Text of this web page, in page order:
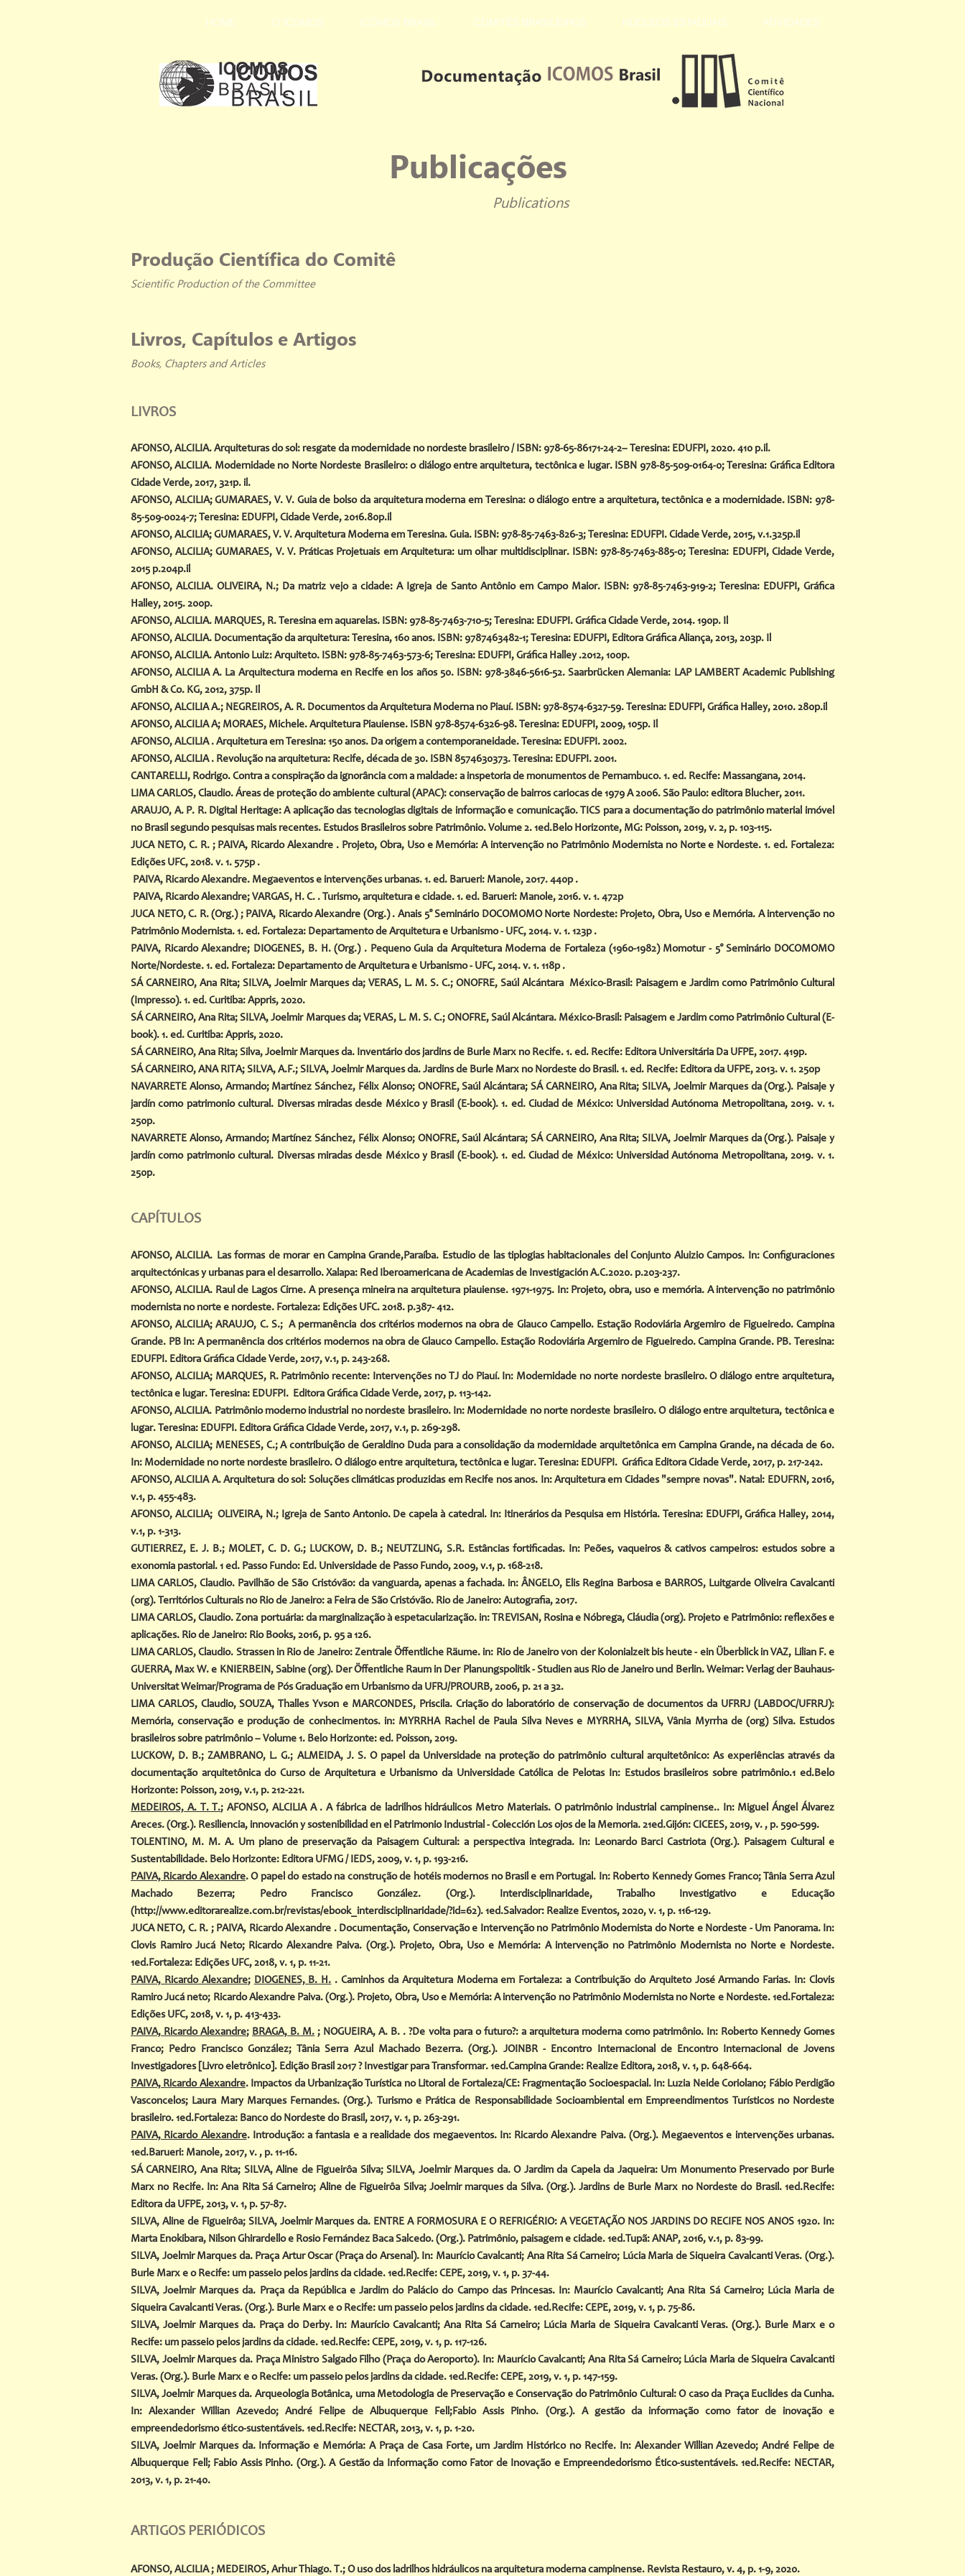
HOME O ICOMOS ICOMOS BRASIL COMITÊS BRASILEIROS NÚCLEOS ESTADUAIS ATIVIDADES
Publicações
Publications
Produção Científica do Comitê
Scientific Production of the Committee
Livros, Capítulos e Artigos
Books, Chapters and Articles
LIVROS
AFONSO, ALCILIA. Arquiteturas do sol: resgate da modernidade no nordeste brasileiro / ISBN: 978-65-86171-24-2– Teresina: EDUFPI, 2020. 410 p.il.
AFONSO, ALCILIA. Modernidade no Norte Nordeste Brasileiro: o diálogo entre arquitetura, tectônica e lugar. ISBN 978-85-509-0164-0; Teresina: Gráfica Editora
Cidade Verde, 2017, 321p. il.
AFONSO, ALCILIA; GUMARAES, V. V. Guia de bolso da arquitetura moderna em Teresina: o diálogo entre a arquitetura, tectônica e a modernidade. ISBN: 978-
85-509-0024-7; Teresina: EDUFPI, Cidade Verde, 2016.80p.il
AFONSO, ALCILIA; GUMARAES, V. V. Arquitetura Moderna em Teresina. Guia. ISBN: 978-85-7463-826-3; Teresina: EDUFPI. Cidade Verde, 2015, v.1.325p.il
AFONSO, ALCILIA; GUMARAES, V. V. Práticas Projetuais em Arquitetura: um olhar multidisciplinar. ISBN: 978-85-7463-885-0; Teresina: EDUFPI, Cidade Verde,
2015 p.204p.il
AFONSO, ALCILIA. OLIVEIRA, N.; Da matriz vejo a cidade: A Igreja de Santo Antônio em Campo Maior. ISBN: 978-85-7463-919-2; Teresina: EDUFPI, Gráfica
Halley, 2015. 200p.
AFONSO, ALCILIA. MARQUES, R. Teresina em aquarelas. ISBN: 978-85-7463-710-5; Teresina: EDUFPI. Gráfica Cidade Verde, 2014. 190p. Il
AFONSO, ALCILIA. Documentação da arquitetura: Teresina, 160 anos. ISBN: 9787463482-1; Teresina: EDUFPI, Editora Gráfica Aliança, 2013, 203p. Il
AFONSO, ALCILIA. Antonio Luiz: Arquiteto. ISBN: 978-85-7463-573-6; Teresina: EDUFPI, Gráfica Halley .2012, 100p.
AFONSO, ALCILIA A. La Arquitectura moderna en Recife en los años 50. ISBN: 978-3846-5616-52. Saarbrücken Alemania: LAP LAMBERT Academic Publishing
GmbH & Co. KG, 2012, 375p. Il
AFONSO, ALCILIA A.; NEGREIROS, A. R. Documentos da Arquitetura Moderna no Piauí. ISBN: 978-8574-6327-59. Teresina: EDUFPI, Gráfica Halley, 2010. 280p.il
AFONSO, ALCILIA A; MORAES, Michele. Arquitetura Piauiense. ISBN 978-8574-6326-98. Teresina: EDUFPI, 2009, 105p. Il
AFONSO, ALCILIA . Arquitetura em Teresina: 150 anos. Da origem a contemporaneidade. Teresina: EDUFPI. 2002.
AFONSO, ALCILIA . Revolução na arquitetura: Recife, década de 30. ISBN 8574630373. Teresina: EDUFPI. 2001.
CANTARELLI, Rodrigo. Contra a conspiração da ignorância com a maldade: a inspetoria de monumentos de Pernambuco. 1. ed. Recife: Massangana, 2014.
LIMA CARLOS, Claudio. Áreas de proteção do ambiente cultural (APAC): conservação de bairros cariocas de 1979 A 2006. São Paulo: editora Blucher, 2011.
ARAUJO, A. P. R. Digital Heritage: A aplicação das tecnologias digitais de informação e comunicação. TICS para a documentação do patrimônio material imóvel
no Brasil segundo pesquisas mais recentes. Estudos Brasileiros sobre Patrimônio. Volume 2. 1ed.Belo Horizonte, MG: Poisson, 2019, v. 2, p. 103-115.
JUCA NETO, C. R. ; PAIVA, Ricardo Alexandre . Projeto, Obra, Uso e Memória: A intervenção no Patrimônio Modernista no Norte e Nordeste. 1. ed. Fortaleza:
Edições UFC, 2018. v. 1. 575p .
PAIVA, Ricardo Alexandre. Megaeventos e intervenções urbanas. 1. ed. Barueri: Manole, 2017. 440p .
PAIVA, Ricardo Alexandre; VARGAS, H. C. . Turismo, arquitetura e cidade. 1. ed. Barueri: Manole, 2016. v. 1. 472p
JUCA NETO, C. R. (Org.) ; PAIVA, Ricardo Alexandre (Org.) . Anais 5° Seminário DOCOMOMO Norte Nordeste: Projeto, Obra, Uso e Memória. A intervenção no
Patrimônio Modernista. 1. ed. Fortaleza: Departamento de Arquitetura e Urbanismo - UFC, 2014. v. 1. 123p .
PAIVA, Ricardo Alexandre; DIOGENES, B. H.(Org.) . Pequeno Guia da Arquitetura Moderna de Fortaleza (1960-1982) Momotur - 5° Seminário DOCOMOMO
Norte/Nordeste. 1. ed. Fortaleza: Departamento de Arquitetura e Urbanismo - UFC, 2014. v. 1. 118p .
SÁ CARNEIRO, Ana Rita; SILVA, Joelmir Marques da; VERAS, L. M. S. C.; ONOFRE, Saúl Alcántara México-Brasil: Paisagem e Jardim como Patrimônio Cultural
(Impresso). 1. ed. Curitiba: Appris, 2020.
SÁ CARNEIRO, Ana Rita; SILVA, Joelmir Marques da; VERAS, L. M. S. C.; ONOFRE, Saúl Alcántara. México-Brasil: Paisagem e Jardim como Patrimônio Cultural (E-
book). 1. ed. Curitiba: Appris, 2020.
SÁ CARNEIRO, Ana Rita; Silva, Joelmir Marques da. Inventário dos jardins de Burle Marx no Recife. 1. ed. Recife: Editora Universitária Da UFPE, 2017. 419p.
SÁ CARNEIRO, ANA RITA; SILVA, A.F.; SILVA, Joelmir Marques da. Jardins de Burle Marx no Nordeste do Brasil. 1. ed. Recife: Editora da UFPE, 2013. v. 1. 250p
NAVARRETE Alonso, Armando; Martínez Sánchez, Félix Alonso; ONOFRE, Saúl Alcántara; SÁ CARNEIRO, Ana Rita; SILVA, Joelmir Marques da (Org.). Paisaje y
jardín como patrimonio cultural. Diversas miradas desde México y Brasil (E-book). 1. ed. Ciudad de México: Universidad Autónoma Metropolitana, 2019. v. 1.
250p.
NAVARRETE Alonso, Armando; Martínez Sánchez, Félix Alonso; ONOFRE, Saúl Alcántara; SÁ CARNEIRO, Ana Rita; SILVA, Joelmir Marques da (Org.). Paisaje y
jardín como patrimonio cultural. Diversas miradas desde México y Brasil (E-book). 1. ed. Ciudad de México: Universidad Autónoma Metropolitana, 2019. v. 1.
250p.
CAPÍTULOS
AFONSO, ALCILIA. Las formas de morar en Campina Grande,Paraíba. Estudio de las tiplogias habitacionales del Conjunto Aluizio Campos. In: Configuraciones
arquitectónicas y urbanas para el desarrollo. Xalapa: Red Iberoamericana de Academias de Investigación A.C.2020. p.203-237.
AFONSO, ALCILIA. Raul de Lagos Cirne. A presença mineira na arquitetura piauiense. 1971-1975. In: Projeto, obra, uso e memória. A intervenção no patrimônio
modernista no norte e nordeste. Fortaleza: Edições UFC. 2018. p.387- 412.
AFONSO, ALCILIA; ARAUJO, C. S.; A permanência dos critérios modernos na obra de Glauco Campello. Estação Rodoviária Argemiro de Figueiredo. Campina
Grande. PB In: A permanência dos critérios modernos na obra de Glauco Campello. Estação Rodoviária Argemiro de Figueiredo. Campina Grande. PB. Teresina:
EDUFPI. Editora Gráfica Cidade Verde, 2017, v.1, p. 243-268.
AFONSO, ALCILIA; MARQUES, R. Patrimônio recente: Intervenções no TJ do Piauí. In: Modernidade no norte nordeste brasileiro. O diálogo entre arquitetura,
tectônica e lugar. Teresina: EDUFPI. Editora Gráfica Cidade Verde, 2017, p. 113-142.
AFONSO, ALCILIA. Patrimônio moderno industrial no nordeste brasileiro. In: Modernidade no norte nordeste brasileiro. O diálogo entre arquitetura, tectônica e
lugar. Teresina: EDUFPI. Editora Gráfica Cidade Verde, 2017, v.1, p. 269-298.
AFONSO, ALCILIA; MENESES, C.; A contribuição de Geraldino Duda para a consolidação da modernidade arquitetônica em Campina Grande, na década de 60.
In: Modernidade no norte nordeste brasileiro. O diálogo entre arquitetura, tectônica e lugar. Teresina: EDUFPI. Gráfica Editora Cidade Verde, 2017, p. 217-242.
AFONSO, ALCILIA A. Arquitetura do sol: Soluções climáticas produzidas em Recife nos anos. In: Arquitetura em Cidades "sempre novas". Natal: EDUFRN, 2016,
v.1, p. 455-483.
AFONSO, ALCILIA; OLIVEIRA, N.; Igreja de Santo Antonio. De capela à catedral. In: Itinerários da Pesquisa em História. Teresina: EDUFPI, Gráfica Halley, 2014,
v.1, p. 1-313.
GUTIERREZ, E. J. B.; MOLET, C. D. G.; LUCKOW, D. B.; NEUTZLING, S.R. Estâncias fortificadas. In: Peões, vaqueiros & cativos campeiros: estudos sobre a
exonomia pastorial. 1 ed. Passo Fundo: Ed. Universidade de Passo Fundo, 2009, v.1, p. 168-218.
LIMA CARLOS, Claudio. Pavilhão de São Cristóvão: da vanguarda, apenas a fachada. in: ÂNGELO, Elis Regina Barbosa e BARROS, Luitgarde Oliveira Cavalcanti
(org). Territórios Culturais no Rio de Janeiro: a Feira de São Cristóvão. Rio de Janeiro: Autografia, 2017.
LIMA CARLOS, Claudio. Zona portuária: da marginalização à espetacularização. in: TREVISAN, Rosina e Nóbrega, Cláudia (org). Projeto e Patrimônio: reflexões e
aplicações. Rio de Janeiro: Rio Books, 2016, p. 95 a 126.
LIMA CARLOS, Claudio. Strassen in Rio de Janeiro: Zentrale Öffentliche Räume. in: Rio de Janeiro von der Kolonialzeit bis heute - ein Überblick in VAZ, Lilian F. e
GUERRA, Max W. e KNIERBEIN, Sabine (org). Der Öffentliche Raum in Der Planungspolitik - Studien aus Rio de Janeiro und Berlin. Weimar: Verlag der Bauhaus-
Universitat Weimar/Programa de Pós Graduação em Urbanismo da UFRJ/PROURB, 2006, p. 21 a 32.
LIMA CARLOS, Claudio, SOUZA, Thalles Yvson e MARCONDES, Priscila. Criação do laboratório de conservação de documentos da UFRRJ (LABDOC/UFRRJ):
Memória, conservação e produção de conhecimentos. in: MYRRHA Rachel de Paula Silva Neves e MYRRHA, SILVA, Vânia Myrrha de (org) Silva. Estudos
brasileiros sobre patrimônio – Volume 1. Belo Horizonte: ed. Poisson, 2019.
LUCKOW, D. B.; ZAMBRANO, L. G.; ALMEIDA, J. S. O papel da Universidade na proteção do patrimônio cultural arquitetônico: As experiências através da
documentação arquitetônica do Curso de Arquitetura e Urbanismo da Universidade Católica de Pelotas In: Estudos brasileiros sobre patrimônio.1 ed.Belo
Horizonte: Poisson, 2019, v.1, p. 212-221.
MEDEIROS, A. T. T.; AFONSO, ALCILIA A . A fábrica de ladrilhos hidráulicos Metro Materiais. O patrimônio industrial campinense.. In: Miguel Ángel Álvarez
Areces. (Org.). Resiliencia, innovación y sostenibilidad en el Patrimonio Industrial - Colección Los ojos de la Memoria. 21ed.Gijón: CICEES, 2019, v. , p. 590-599.
TOLENTINO, M. M. A. Um plano de preservação da Paisagem Cultural: a perspectiva integrada. In: Leonardo Barci Castriota (Org.). Paisagem Cultural e
Sustentabilidade. Belo Horizonte: Editora UFMG / IEDS, 2009, v. 1, p. 193-216.
PAIVA, Ricardo Alexandre. O papel do estado na construção de hotéis modernos no Brasil e em Portugal. In: Roberto Kennedy Gomes Franco; Tânia Serra Azul
Machado Bezerra; Pedro Francisco González. (Org.). Interdisciplinaridade, Trabalho Investigativo e Educação
(http://www.editorarealize.com.br/revistas/ebook_interdisciplinaridade/?id=62). 1ed.Salvador: Realize Eventos, 2020, v. 1, p. 116-129.
JUCA NETO, C. R. ; PAIVA, Ricardo Alexandre . Documentação, Conservação e Intervenção no Patrimônio Modernista do Norte e Nordeste - Um Panorama. In:
Clovis Ramiro Jucá Neto; Ricardo Alexandre Paiva. (Org.). Projeto, Obra, Uso e Memória: A intervenção no Patrimônio Modernista no Norte e Nordeste.
1ed.Fortaleza: Edições UFC, 2018, v. 1, p. 11-21.
PAIVA, Ricardo Alexandre; DIOGENES, B. H. . Caminhos da Arquitetura Moderna em Fortaleza: a Contribuição do Arquiteto José Armando Farias. In: Clovis
Ramiro Jucá neto; Ricardo Alexandre Paiva. (Org.). Projeto, Obra, Uso e Memória: A intervenção no Patrimônio Modernista no Norte e Nordeste. 1ed.Fortaleza:
Edições UFC, 2018, v. 1, p. 413-433.
PAIVA, Ricardo Alexandre; BRAGA, B. M. ; NOGUEIRA, A. B. . ?De volta para o futuro?: a arquitetura moderna como patrimônio. In: Roberto Kennedy Gomes
Franco; Pedro Francisco González; Tânia Serra Azul Machado Bezerra. (Org.). JOINBR - Encontro Internacional de Encontro Internacional de Jovens
Investigadores [Livro eletrônico]. Edição Brasil 2017 ? Investigar para Transformar. 1ed.Campina Grande: Realize Editora, 2018, v. 1, p. 648-664.
PAIVA, Ricardo Alexandre. Impactos da Urbanização Turística no Litoral de Fortaleza/CE: Fragmentação Socioespacial. In: Luzia Neide Coriolano; Fábio Perdigão
Vasconcelos; Laura Mary Marques Fernandes. (Org.). Turismo e Prática de Responsabilidade Socioambiental em Empreendimentos Turísticos no Nordeste
brasileiro. 1ed.Fortaleza: Banco do Nordeste do Brasil, 2017, v. 1, p. 263-291.
PAIVA, Ricardo Alexandre. Introdução: a fantasia e a realidade dos megaeventos. In: Ricardo Alexandre Paiva. (Org.). Megaeventos e intervenções urbanas.
1ed.Barueri: Manole, 2017, v. , p. 11-16.
SÁ CARNEIRO, Ana Rita; SILVA, Aline de Figueirôa Silva; SILVA, Joelmir Marques da. O Jardim da Capela da Jaqueira: Um Monumento Preservado por Burle
Marx no Recife. In: Ana Rita Sá Carneiro; Aline de Figueirôa Silva; Joelmir marques da Silva. (Org.). Jardins de Burle Marx no Nordeste do Brasil. 1ed.Recife:
Editora da UFPE, 2013, v. 1, p. 57-87.
SILVA, Aline de Figueirôa; SILVA, Joelmir Marques da. ENTRE A FORMOSURA E O REFRIGÉRIO: A VEGETAÇÃO NOS JARDINS DO RECIFE NOS ANOS 1920. In:
Marta Enokibara, Nilson Ghirardello e Rosio Fernández Baca Salcedo. (Org.). Patrimônio, paisagem e cidade. 1ed.Tupã: ANAP, 2016, v.1, p. 83-99.
SILVA, Joelmir Marques da. Praça Artur Oscar (Praça do Arsenal). In: Maurício Cavalcanti; Ana Rita Sá Carneiro; Lúcia Maria de Siqueira Cavalcanti Veras. (Org.).
Burle Marx e o Recife: um passeio pelos jardins da cidade. 1ed.Recife: CEPE, 2019, v. 1, p. 37-44.
SILVA, Joelmir Marques da. Praça da República e Jardim do Palácio do Campo das Princesas. In: Maurício Cavalcanti; Ana Rita Sá Carneiro; Lúcia Maria de
Siqueira Cavalcanti Veras. (Org.). Burle Marx e o Recife: um passeio pelos jardins da cidade. 1ed.Recife: CEPE, 2019, v. 1, p. 75-86.
SILVA, Joelmir Marques da. Praça do Derby. In: Maurício Cavalcanti; Ana Rita Sá Carneiro; Lúcia Maria de Siqueira Cavalcanti Veras. (Org.). Burle Marx e o
Recife: um passeio pelos jardins da cidade. 1ed.Recife: CEPE, 2019, v. 1, p. 117-126.
SILVA, Joelmir Marques da. Praça Ministro Salgado Filho (Praça do Aeroporto). In: Maurício Cavalcanti; Ana Rita Sá Carneiro; Lúcia Maria de Siqueira Cavalcanti
Veras. (Org.). Burle Marx e o Recife: um passeio pelos jardins da cidade. 1ed.Recife: CEPE, 2019, v. 1, p. 147-159.
SILVA, Joelmir Marques da. Arqueologia Botânica, uma Metodologia de Preservação e Conservação do Patrimônio Cultural: O caso da Praça Euclides da Cunha.
In: Alexander Willian Azevedo; André Felipe de Albuquerque Fell;Fabio Assis Pinho. (Org.). A gestão da informação como fator de inovação e
empreendedorismo ético-sustentáveis. 1ed.Recife: NECTAR, 2013, v. 1, p. 1-20.
SILVA, Joelmir Marques da. Informação e Memória: A Praça de Casa Forte, um Jardim Histórico no Recife. In: Alexander Willian Azevedo; André Felipe de
Albuquerque Fell; Fabio Assis Pinho. (Org.). A Gestão da Informação como Fator de Inovação e Empreendedorismo Ético-sustentáveis. 1ed.Recife: NECTAR,
2013, v. 1, p. 21-40.
ARTIGOS PERIÓDICOS
AFONSO, ALCILIA ; MEDEIROS, Arhur Thiago. T.; O uso dos ladrilhos hidráulicos na arquitetura moderna campinense. Revista Restauro, v. 4, p. 1-9, 2020.